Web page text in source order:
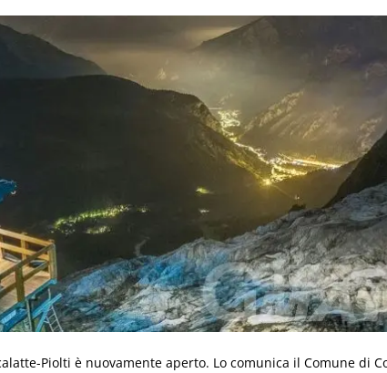
Piolti è nuovamente aperto. Lo comunica il Comune di